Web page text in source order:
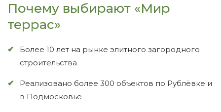
Почему выбирают «Мир
террас»
Более 10 лет на рынке элитного загородного
строительства
Реализовано более 300 объектов по Рублёвке и
в Подмосковье